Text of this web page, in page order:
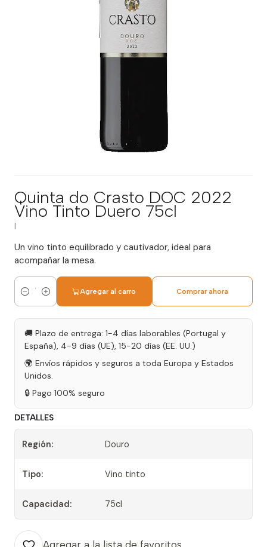
Quinta do Crasto DOC 2022
Vino Tinto Duero 75cl
Un vino tinto equilibrado y cautivador, ideal para
acompañar la mesa.
Cantidad
Agregar al carro Comprar ahora
🚚 Plazo de entrega: 1-4 días laborables (Portugal y
España), 4-9 días (UE), 15-20 días (EE. UU.)
🌍 Envíos rápidos y seguros a toda Europa y Estados
Unidos.
🔒 Pago 100% seguro
DETALLES
Región: Douro
Tipo: Vino tinto
Capacidad: 75cl